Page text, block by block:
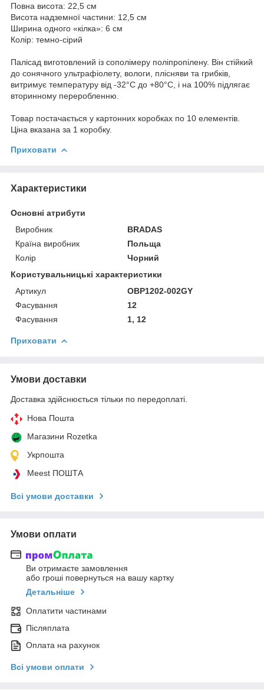
Повна висота: 22,5 см
Висота надземної частини: 12,5 см
Ширина одного «кілка»: 6 см
Колір: темно-сірий
Палісад виготовлений із сополімеру поліпропілену. Він стійкий
до сонячного ультрафіолету, вологи, плісняви та грибків,
витримує температуру від -32°С до +80°С, і на 100% підлягає
вторинному переробленню.
Товар постачається у картонних коробках по 10 елементів.
Ціна вказана за 1 коробку.
Приховати
Характеристики
Основні атрибути
Виробник
BRADAS
Країна виробник
Польща
Колір
Чорний
Користувальницькі характеристики
Артикул
OBP1202-002GY
Фасування
12
Фасування
1, 12
Приховати
Умови доставки
Доставка здійснюється тільки по передоплаті.
Нова Пошта
Магазини Rozetka
Укрпошта
Meest ПОШТА
Всі умови доставки
Умови оплати
Ви отримаєте замовлення
або гроші повернуться на вашу картку
Детальніше
Оплатити частинами
Післяплата
Оплата на рахунок
Всі умови оплати